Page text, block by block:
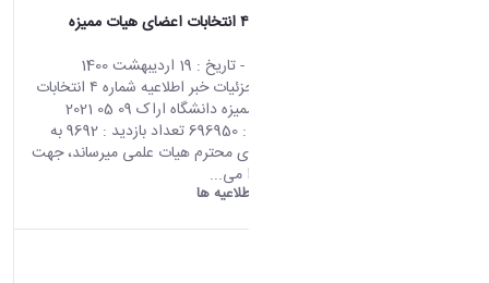
اطلاعیه شماره ۴ انتخابات اعضای هیات ممیزه
- تاریخ : 19 اردیبهشت 1400
صفحه اصلی جزئیات خبر اطلاعیه شماره ۴ انتخابات
اعضای هیات ممیزه دانشگاه اراک 09 05 2021
06:38 کد خبر : 696950 تعداد بازدید : 9692 به
استحضار اعضای محترم هیات علمی میرساند، جهت
رای دادن ابتدا می...
اطلاعیه ها